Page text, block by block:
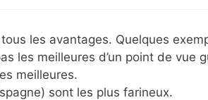
les avantages. Quelques
les meilleures d’un point de vue
meilleures.
sont les plus farineux.